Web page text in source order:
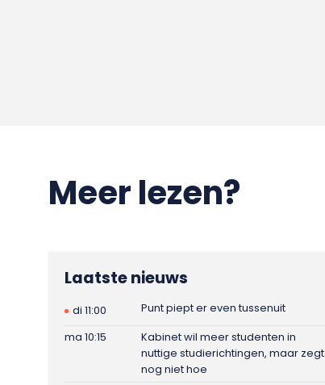
Meer lezen?
Laatste nieuws
di 11:00
Punt piept er even tussenuit
ma 10:15
Kabinet wil meer studenten in
nuttige studierichtingen, maar zegt
nog niet hoe